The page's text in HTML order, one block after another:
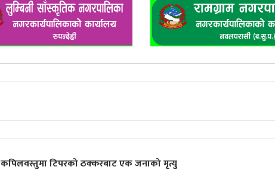
कपिलवस्तुमा टिपरको ठक्करबाट एक जनाको मृत्यु